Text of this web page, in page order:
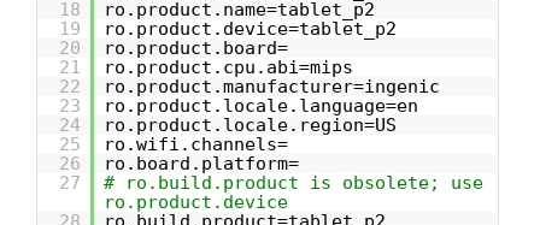
18
ro.product.name=tablet_p2
19
ro.product.device=tablet_p2
20
ro.product.board=
21
ro.product.cpu.abi=mips
22
ro.product.manufacturer=ingenic
23
ro.product.locale.language=en
24
ro.product.locale.region=US
25
ro.wifi.channels=
26
ro.board.platform=
27
# ro.build.product is obsolete; use
ro.product.device